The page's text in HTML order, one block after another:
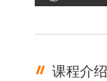
课程介绍